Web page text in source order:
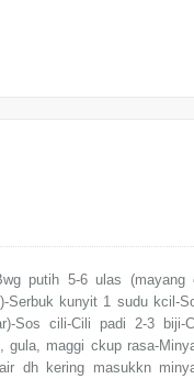
putih 5-6 ulas (mayang
Serbuk kunyit 1 sudu kcil-
Sos cili-Cili padi 2-3 biji-
gula, maggi ckup rasa-
dh kering masukkn